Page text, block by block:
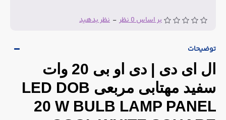
بر اساس 0 نظر - نظر بدهید
توضیحات
ال ای دی | دی او بی 20 وات
سفید مهتابی مربعی LED DOB
20 W BULB LAMP PANEL